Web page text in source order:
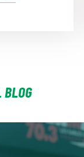
BLOG